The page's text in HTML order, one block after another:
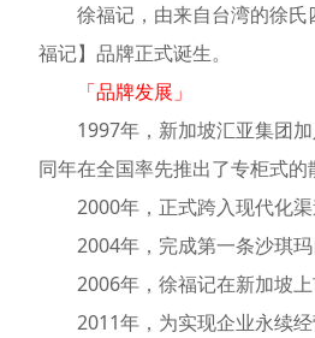
徐福记，由来自台湾的徐
福记】品牌正式诞生。
「品牌发展」
1997年，新加坡汇亚集团
同年在全国率先推出了专柜式的
2000年，正式跨入现代化
2004年，完成第一条沙琪玛
2006年，徐福记在新加坡
2011年，为实现企业永续